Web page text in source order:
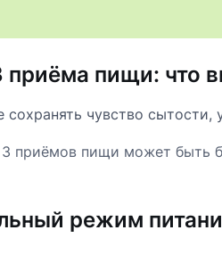
приёма пищи: что
чувство
приёмов пищи может быть
режим